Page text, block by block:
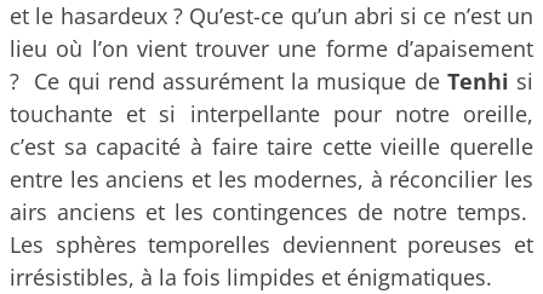
et le hasardeux ? Qu’est-ce qu’un abri si ce n’est un
lieu où l’on vient trouver une forme d’apaisement
? Ce qui rend assurément la musique de Tenhi si
touchante et si interpellante pour notre oreille,
c’est sa capacité à faire taire cette vieille querelle
entre les anciens et les modernes, à réconcilier les
airs anciens et les contingences de notre temps.
Les sphères temporelles deviennent poreuses et
irrésistibles, à la fois limpides et énigmatiques.